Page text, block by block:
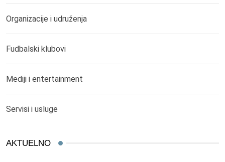
Organizacije i udruženja
Fudbalski klubovi
Mediji i entertainment
Servisi i usluge
AKTUELNO